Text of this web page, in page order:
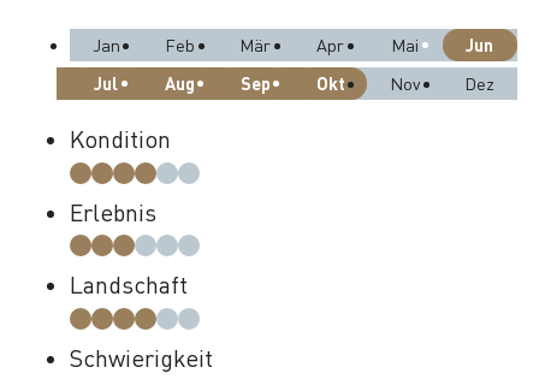
Jan Feb Mär Apr Mai
Jun
Jul
Aug Sep Okt Nov Dez
Kondition
Erlebnis
Landschaft
Schwierigkeit